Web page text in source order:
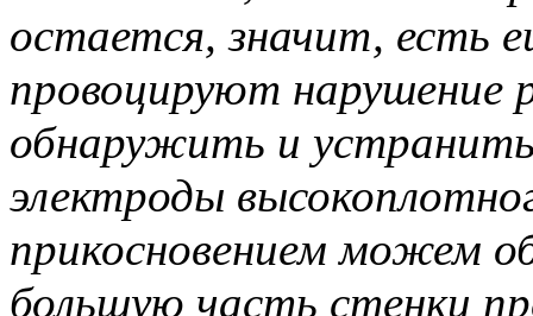
остается, значит, есть
провоцируют
обнаружить и
электроды
прикосновением можем
большую часть стенки